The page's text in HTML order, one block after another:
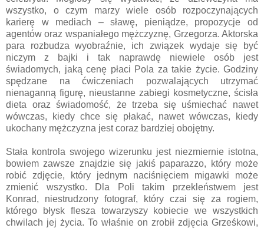
wszystko, o czym marzy wiele osób rozpoczynających
karierę w mediach – sławę, pieniądze, propozycje od
agentów oraz wspaniałego mężczyznę, Grzegorza. Aktorska
para rozbudza wyobraźnie, ich związek wydaje się być
niczym z bajki i tak naprawdę niewiele osób jest
świadomych, jaką cenę płaci Pola za takie życie. Godziny
spędzane na ćwiczeniach pozwalających utrzymać
nienaganną figurę, nieustanne zabiegi kosmetyczne, ścisła
dieta oraz świadomość, że trzeba się uśmiechać nawet
wówczas, kiedy chce się płakać, nawet wówczas, kiedy
ukochany mężczyzna jest coraz bardziej obojętny.
Stała kontrola swojego wizerunku jest niezmiernie istotna,
bowiem zawsze znajdzie się jakiś paparazzo, który może
robić zdjęcie, który jednym naciśnięciem migawki może
zmienić wszystko. Dla Poli takim przekleństwem jest
Konrad, niestrudzony fotograf, który czai się za rogiem,
którego błysk flesza towarzyszy kobiecie we wszystkich
chwilach jej życia. To właśnie on zrobił zdjęcia Grześkowi,